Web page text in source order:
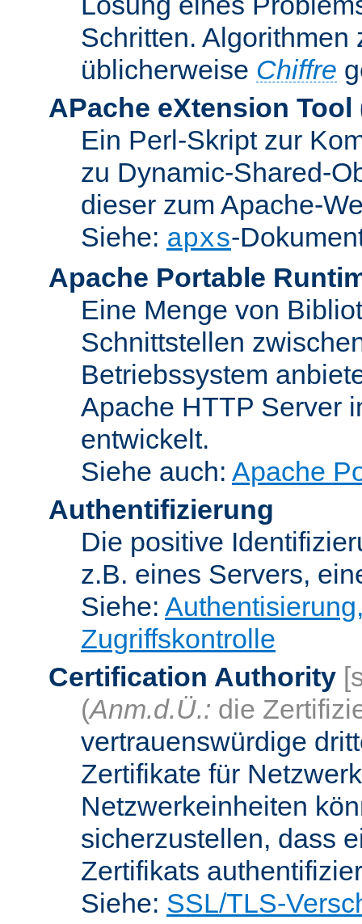
Schritten.
üblicherweise Chiffre
APache eXtension Tool
Ein Perl-Skript zur
zu Dynamic-Shared-
dieser zum Apache-
Siehe: apxs-
Apache Portable
Eine Menge von
Schnittstellen
Betriebssystem
Apache HTTP Server
entwickelt.
Siehe auch: Apache
Authentifizierung
Die positive
z.B. eines Servers,
Siehe:
Zugriffskontrolle
Certification Authority
(Anm.d.Ü.: die
vertrauenswürdige
Zertifikate für
Netzwerkeinheiten
sicherzustellen, dass
Zertifikats
Siehe: SSL/TLS-